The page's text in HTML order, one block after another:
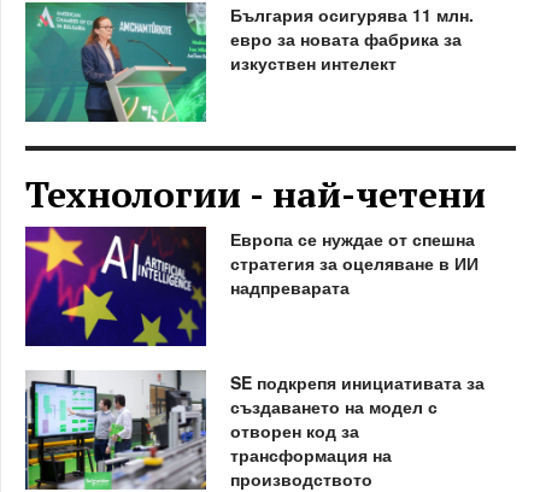
България осигурява 11 млн.
евро за новата фабрика за
изкуствен интелект
Технологии - най-четени
Европа се нуждае от спешна
стратегия за оцеляване в ИИ
надпреварата
SE подкрепя инициативата за
създаването на модел с
отворен код за
трансформация на
производството